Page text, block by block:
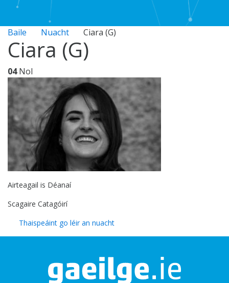
Baile Nuacht Ciara (G)
Ciara (G)
04Nol
Airteagail is Déanaí
Scagaire Catagóirí
Thaispeáint go léir an nuacht